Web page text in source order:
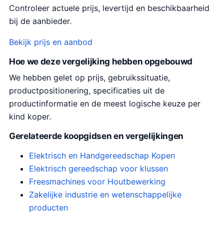
Controleer actuele prijs, levertijd en beschikbaarheid
bij de aanbieder.
Bekijk prijs en aanbod
Hoe we deze vergelijking hebben opgebouwd
We hebben gelet op prijs, gebruikssituatie,
productpositionering, specificaties uit de
productinformatie en de meest logische keuze per
kind koper.
Gerelateerde koopgidsen en vergelijkingen
Elektrisch en Handgereedschap Kopen
Elektrisch gereedschap voor klussen
Freesmachines voor Houtbewerking
Zakelijke industrie en wetenschappelijke
producten